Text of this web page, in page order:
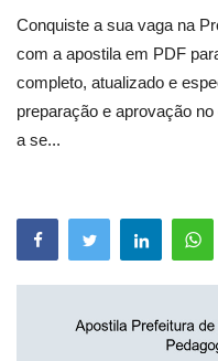
Apostila Impressa
Cursos Online
Combo Apostilas
Conquiste a sua vaga na
com a apostila em PDF
completo, atualizado e
preparação e aprovação
a se...